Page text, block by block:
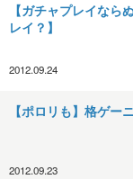
【ガチャプレイなら
レイ？】
2012.09.24
【ポロリも】格ゲー
2012.09.23